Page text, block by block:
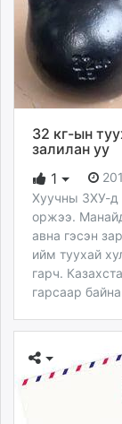
32 кг-ын
залилан уу
1
Хуучны ЗХУ-д
оржээ.
авна гэсэн
ийм туухай
гарч.
гарсаар